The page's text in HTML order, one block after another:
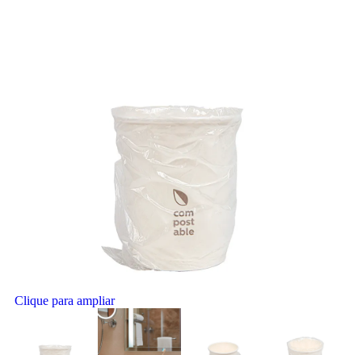
Clique para ampliar